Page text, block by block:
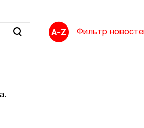
Фильтр